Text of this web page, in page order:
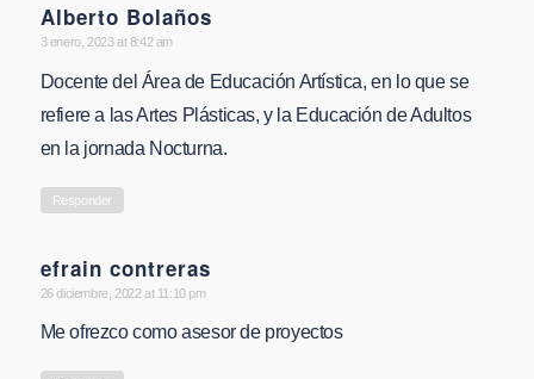
Alberto Bolaños
says:
3 enero, 2023 at 8:42 am
Docente del Área de Educación Artística, en lo que se
refiere a las Artes Plásticas, y la Educación de Adultos
en la jornada Nocturna.
Responder
efrain contreras
says:
26 diciembre, 2022 at 11:10 pm
Me ofrezco como asesor de proyectos